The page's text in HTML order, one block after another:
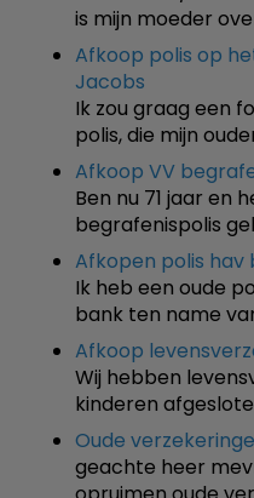
is mijn moeder
Afkoop polis op
Jacobs
Ik zou graag een
polis, die mijn
Afkoop VV
Ben nu 71 jaar en
begrafenispolis
Afkopen polis hav
Ik heb een oude
bank ten name
Afkoop
Wij hebben
kinderen
Oude
geachte heer